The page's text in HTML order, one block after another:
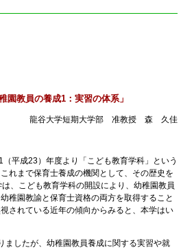
園教員の養成1：実習の体系」
龍谷大学短期大学部 准教授 森 久佳
平成23）年度より「こども教育学科」という
れまで保育士養成の機関として、その歴史を
、こども教育学科の開設により、幼稚園教員
稚園教諭と保育士資格の両方を取得すること
されている近年の傾向からみると、本学はい
したが、幼稚園教員養成に関する実習や就